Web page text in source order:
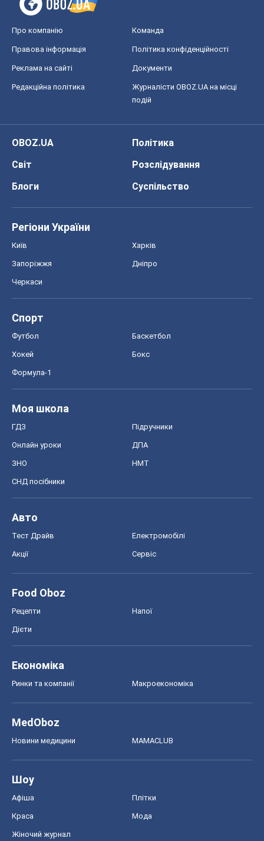
Про компанію Команда
Правова інформація Політика конфіденційності
Реклама на сайті Документи
Редакційна політика
Журналісти OBOZ.UA на місці
подій
OBOZ.UA
Політика
Світ
Розслідування
Блоги
Суспільство
Регіони України
Київ Харків
Запоріжжя Дніпро
Черкаси
Спорт
Футбол Баскетбол
Хокей Бокс
Формула-1
Моя школа
ГДЗ Підручники
Онлайн уроки ДПА
ЗНО НМТ
СНД посібники
Авто
Тест Драйв Електромобілі
Акції Сервіс
Food Oboz
Рецепти Напої
Дієти
Економіка
Ринки та компанії Макроекономіка
MedOboz
Новини медицини MAMACLUB
Шоу
Афіша Плітки
Краса Мода
Жіночий журнал